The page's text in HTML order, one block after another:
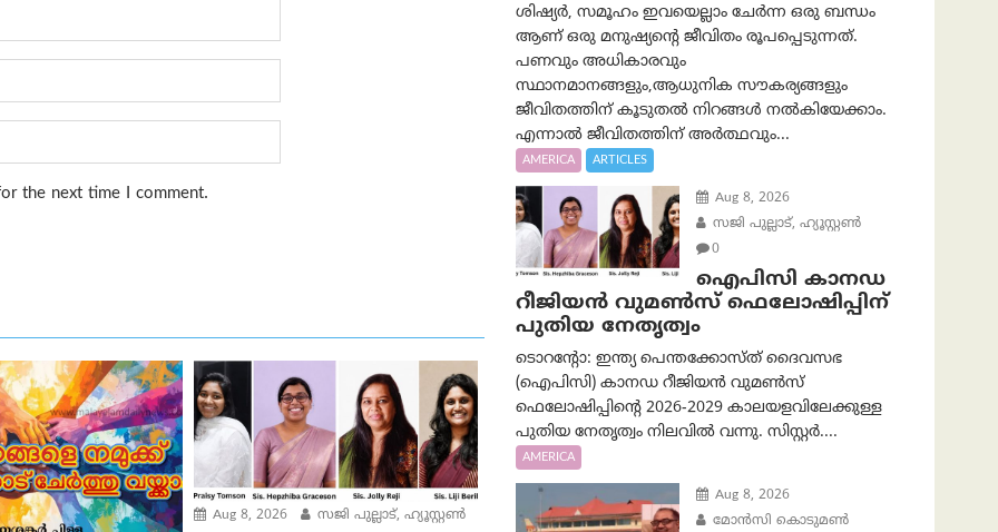
the next time I comment.
Aug 8, 2026
സജി പുല്ലാട്, ഹ്യൂസ്റ്റൺ
ശിഷ്യർ, സമൂഹം ഇവയെല്ലാം ചേർന്ന ഒരു ബന്ധം
ആണ് ഒരു മനുഷ്യന്റെ ജീവിതം രൂപപ്പെടുന്നത്.
പണവും അധികാരവും
സ്ഥാനമാനങ്ങളും,ആധുനിക സൗകര്യങ്ങളും
ജീവിതത്തിന് കൂടുതൽ നിറങ്ങൾ നൽകിയേക്കാം.
എന്നാൽ ജീവിതത്തിന് അർത്ഥവും...
AMERICA ARTICLES
Aug 8, 2026
സജി പുല്ലാട്, ഹ്യൂസ്റ്റൺ
0
ഐപിസി കാനഡ
റീജിയൻ വുമൺസ് ഫെലോഷിപ്പിന്
പുതിയ നേതൃത്വം
ടൊറന്റോ: ഇന്ത്യ പെന്തക്കോസ്ത് ദൈവസഭ
(ഐപിസി) കാനഡ റീജിയൻ വുമൺസ്
ഫെലോഷിപ്പിന്റെ 2026-2029 കാലയളവിലേക്കുള്ള
പുതിയ നേതൃത്വം നിലവിൽ വന്നു. സിസ്റ്റർ....
AMERICA
Aug 8, 2026
മോൻസി കൊടുമൺ